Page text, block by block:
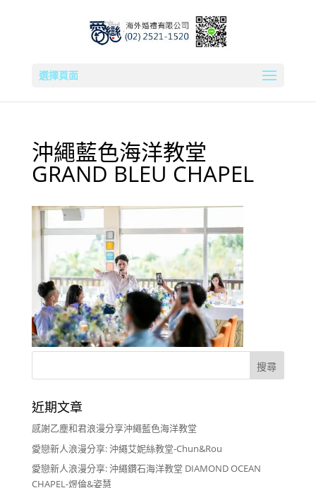
選擇頁面
沖繩藍色海洋教堂
GRAND BLEU CHAPEL
近期文章
感謝乙塵和君浪漫分享沖繩藍色海洋教堂
愛戀新人浪漫分享: 沖繩艾妮絲教堂-Chun&Rou
愛戀新人浪漫分享: 沖繩鑽石海洋教堂 DIAMOND OCEAN
CHAPEL-煜倫&姿慧